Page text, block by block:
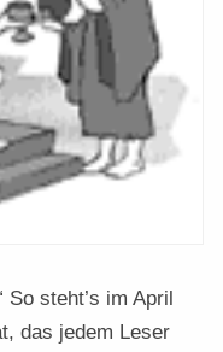
steht’s im April
das jedem Leser